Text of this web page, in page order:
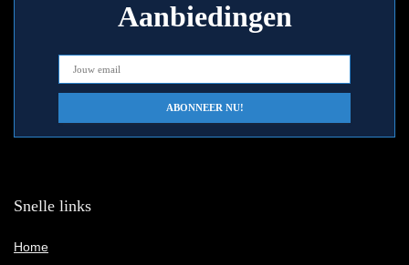
Aanbiedingen
Snelle links
Home